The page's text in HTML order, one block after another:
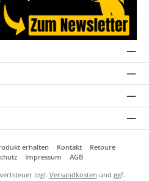
erhalten Kontakt
Retoure
Impressum
AGB
zzgl. Versandkosten und ggf.